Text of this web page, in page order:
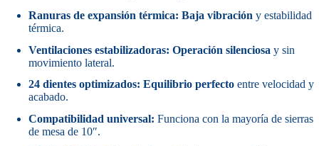
Ranuras de expansión térmica: Baja vibración y estabilidad
térmica.
Ventilaciones estabilizadoras: Operación silenciosa y sin
movimiento lateral.
24 dientes optimizados: Equilibrio perfecto entre velocidad y
acabado.
Compatibilidad universal: Funciona con la mayoría de sierras
de mesa de 10″.